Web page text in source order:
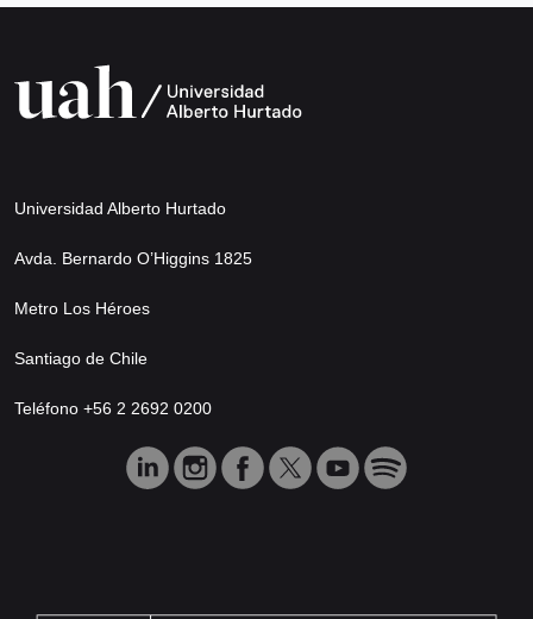
Universidad Alberto Hurtado
Avda. Bernardo O’Higgins 1825
Metro Los Héroes
Santiago de Chile
Teléfono +56 2 2692 0200